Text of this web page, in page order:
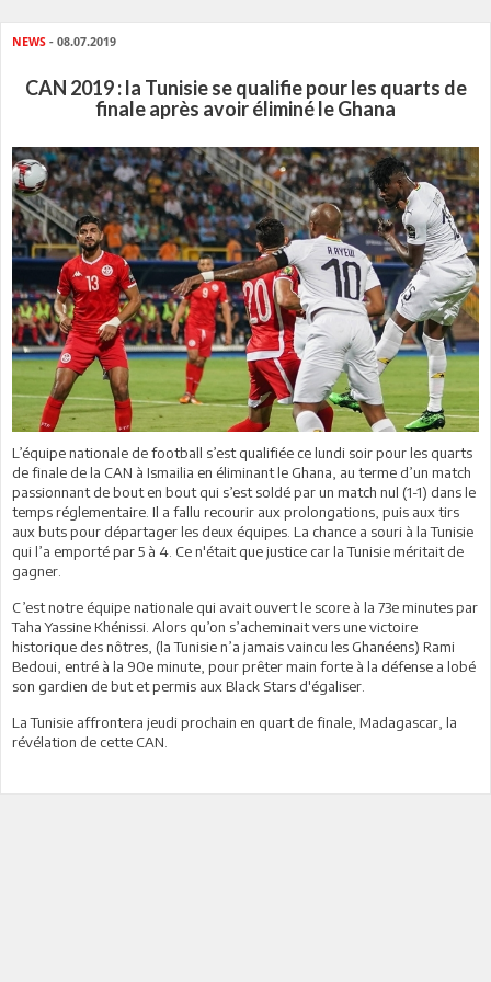
NEWS - 08.07.2019
CAN 2019 : la Tunisie se qualifie pour les quarts de
finale après avoir éliminé le Ghana
L’équipe nationale de football s’est qualifiée ce lundi soir pour les quarts
de finale de la CAN à Ismailia en éliminant le Ghana, au terme d’un match
passionnant de bout en bout qui s’est soldé par un match nul (1-1) dans le
temps réglementaire. Il a fallu recourir aux prolongations, puis aux tirs
aux buts pour départager les deux équipes. La chance a souri à la Tunisie
qui l’a emporté par 5 à 4. Ce n'était que justice car la Tunisie méritait de
gagner.
C’est notre équipe nationale qui avait ouvert le score à la 73e minutes par
Taha Yassine Khénissi. Alors qu’on s’acheminait vers une victoire
historique des nôtres, (la Tunisie n’a jamais vaincu les Ghanéens) Rami
Bedoui, entré à la 90e minute, pour prêter main forte à la défense a lobé
son gardien de but et permis aux Black Stars d'égaliser.
La Tunisie affrontera jeudi prochain en quart de finale, Madagascar, la
révélation de cette CAN.